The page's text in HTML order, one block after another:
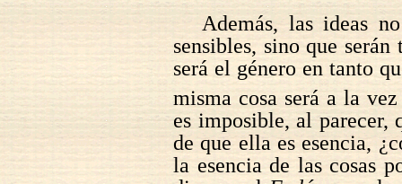
Además, las ideas
sensibles, sino que
será el género en tanto
misma cosa será a la
es imposible, al parecer,
de que ella es esencia,
la esencia de las cosas